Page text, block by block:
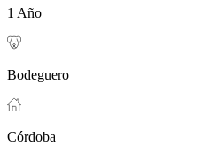
1 Año
Bodeguero
Córdoba